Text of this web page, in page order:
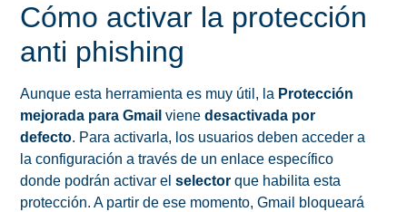
Cómo activar la protección
anti phishing
Aunque esta herramienta es muy útil, la Protección
mejorada para Gmail viene desactivada por
defecto. Para activarla, los usuarios deben acceder a
la configuración a través de un enlace específico
donde podrán activar el selector que habilita esta
protección. A partir de ese momento, Gmail bloqueará